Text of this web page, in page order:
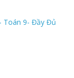
Toán 9- Đầy Đủ